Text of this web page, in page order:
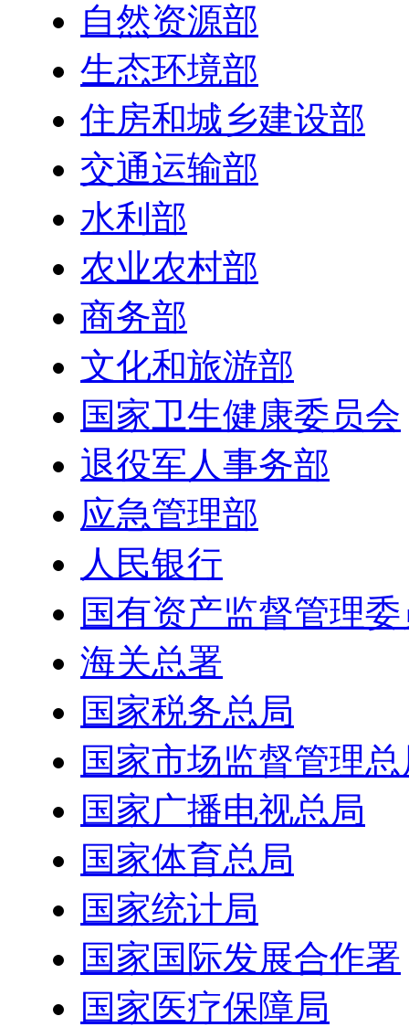
自然资源部
生态环境部
住房和城乡建设部
交通运输部
水利部
农业农村部
商务部
文化和旅游部
国家卫生健康委员会
退役军人事务部
应急管理部
人民银行
国有资产监督管理
海关总署
国家税务总局
国家市场监督管理
国家广播电视总局
国家体育总局
国家统计局
国家国际发展合作署
国家医疗保障局